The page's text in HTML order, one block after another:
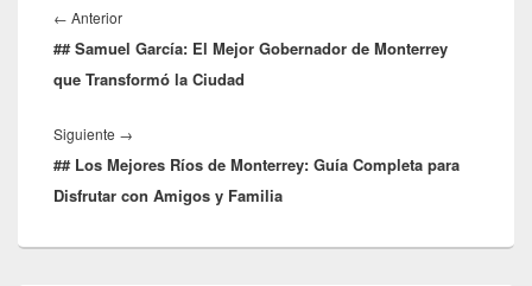
de
entradas
← AnteriorEntrada
anterior:
## Samuel García: El Mejor Gobernador de Monterrey
que Transformó la Ciudad
Siguiente →
siguiente:
## Los Mejores Ríos de Monterrey: Guía Completa para
Disfrutar con Amigos y Familia